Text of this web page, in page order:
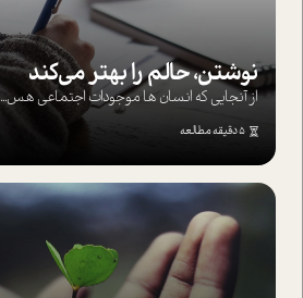
نوشتن، حالم را بهتر می‌کند
از آنجایی که انسان ها موجودات اجتماعی هس...
5 دقیقه مطالعه